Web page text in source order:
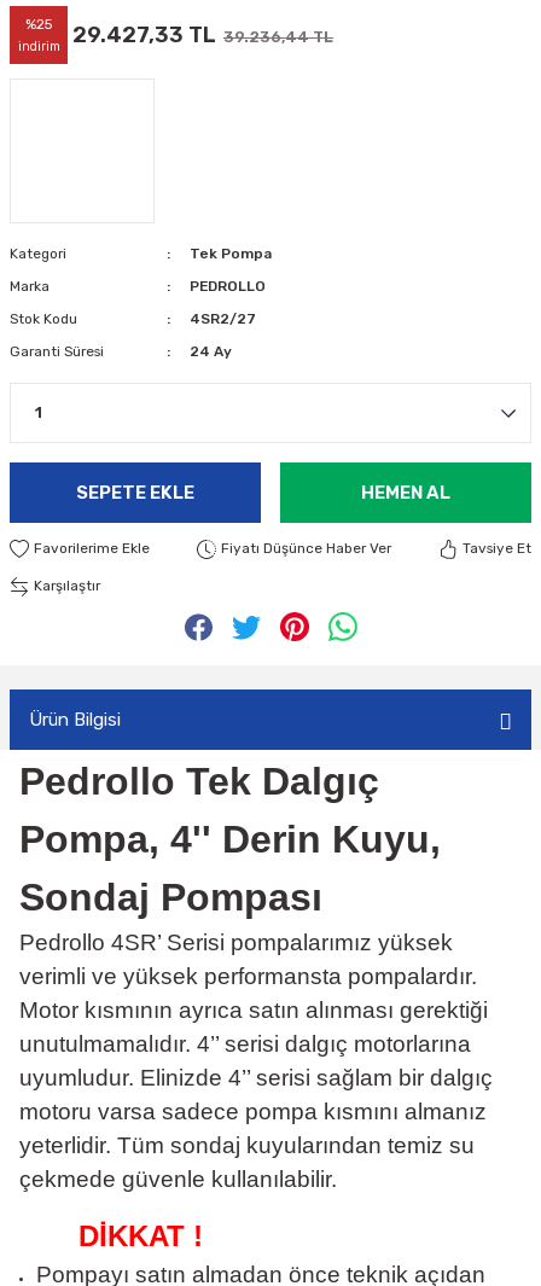
%25
indirim 29.427,33 TL 39.236,44 TL
Kategori
Tek Pompa
Marka
PEDROLLO
Stok Kodu
4SR2/27
Garanti Süresi
24 Ay
SEPETE EKLE HEMEN AL
Fiyatı Düşünce Haber Ver Tavsiye Et
Karşılaştır
Ürün Bilgisi
Pedrollo Tek Dalgıç
Pompa, 4'' Derin Kuyu,
Sondaj Pompası
Pedrollo 4SR’ Serisi pompalarımız yüksek
verimli ve yüksek performansta pompalardır.
Motor kısmının ayrıca satın alınması gerektiği
unutulmamalıdır. 4’’ serisi dalgıç motorlarına
uyumludur. Elinizde 4’’ serisi sağlam bir dalgıç
motoru varsa sadece pompa kısmını almanız
yeterlidir. Tüm sondaj kuyularından temiz su
çekmede güvenle kullanılabilir.
DİKKAT !
Pompayı satın almadan önce teknik açıdan